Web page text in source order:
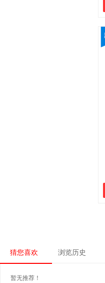
猜您喜欢 浏览历史
暂无推荐！